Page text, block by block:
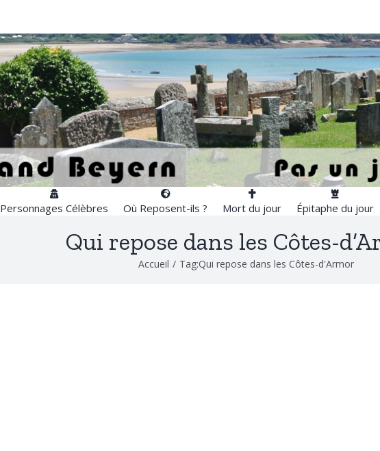
Personnages Célèbres Où Reposent-ils ? Mort du jour Épitaphe du jour
Qui repose dans les Côtes-
Accueil / Tag:Qui repose dans les Côtes-d'Armor